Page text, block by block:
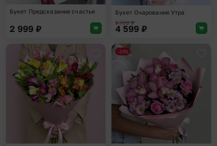
Букет Предсказание счастья
2 999 ₽
Букет Очарование Утра
5 799₽
4 599 ₽
Добавить в избранное
-20%